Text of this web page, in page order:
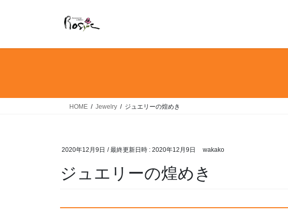
HOME Jewelry ジュエリーの煌めき
2020年12月9日 / 最終更新日時 : 2020年12月9日 wakako
ジュエリーの煌めき